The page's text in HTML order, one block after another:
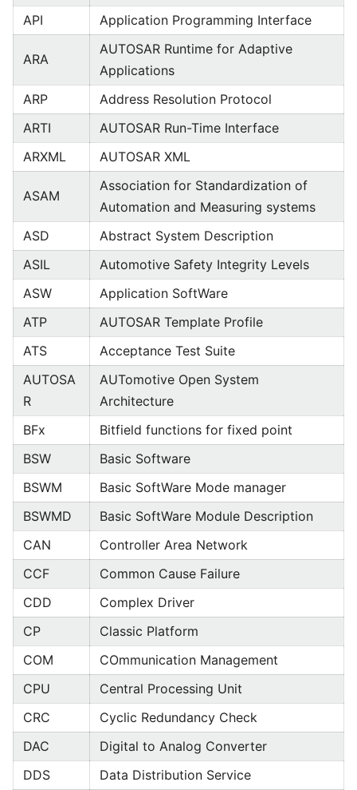
API
Application Programming Interface
ARA
AUTOSAR Runtime for Adaptive
Applications
ARP
Address Resolution Protocol
ARTI
AUTOSAR Run-Time Interface
ARXML
AUTOSAR XML
ASAM
Association for Standardization of
Automation and Measuring systems
ASD
Abstract System Description
ASIL
Automotive Safety Integrity Levels
ASW
Application SoftWare
ATP
AUTOSAR Template Profile
ATS
Acceptance Test Suite
AUTOSA
R
AUTomotive Open System
Architecture
BFx
Bitfield functions for fixed point
BSW
Basic Software
BSWM
Basic SoftWare Mode manager
BSWMD
Basic SoftWare Module Description
CAN
Controller Area Network
CCF
Common Cause Failure
CDD
Complex Driver
CP
Classic Platform
COM
COmmunication Management
CPU
Central Processing Unit
CRC
Cyclic Redundancy Check
DAC
Digital to Analog Converter
DDS
Data Distribution Service